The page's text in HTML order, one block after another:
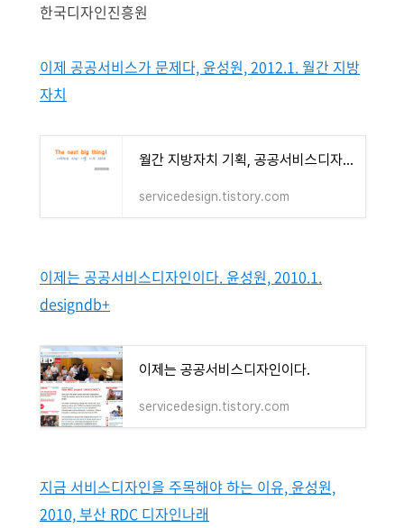
한국디자인진흥원
이제 공공서비스가 문제다, 윤성원, 2012.1. 월간 지방
자치
월간 지방자치 기획, 공공서비스디자인 특집 - 2012년 1년간 기사 모음
servicedesign.tistory.com
이제는 공공서비스디자인이다. 윤성원, 2010.1.
designdb+
이제는 공공서비스디자인이다.
servicedesign.tistory.com
지금 서비스디자인을 주목해야 하는 이유, 윤성원,
2010, 부산 RDC 디자인나래